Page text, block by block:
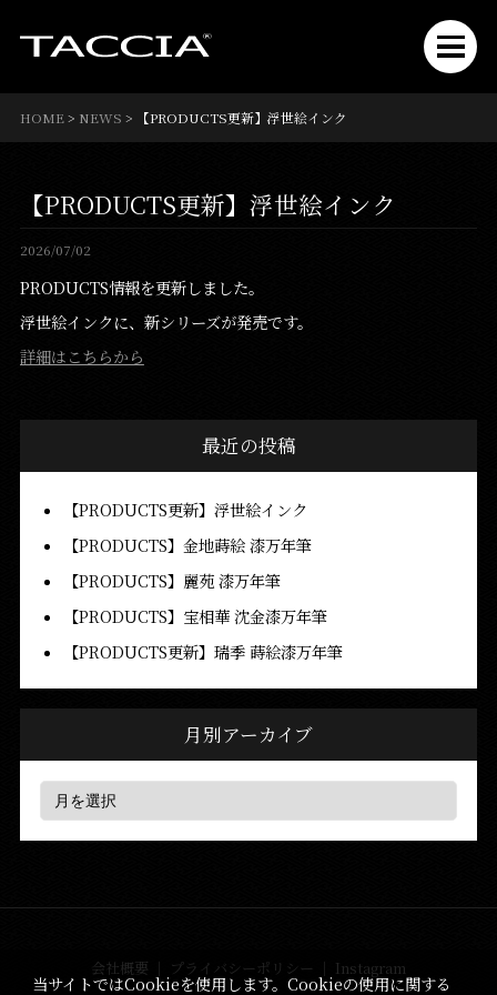
HOME> NEWS > 【PRODUCTS更新】浮世絵インク
【PRODUCTS更新】浮世絵インク
2026/07/02
PRODUCTS情報を更新しました。
浮世絵インクに、新シリーズが発売です。
詳細はこちらから
最近の投稿
【PRODUCTS更新】浮世絵インク
【PRODUCTS】金地蒔絵 漆万年筆
【PRODUCTS】麗苑 漆万年筆
【PRODUCTS】宝相華 沈金漆万年筆
【PRODUCTS更新】瑞季 蒔絵漆万年筆
月別アーカイブ
会社概要 ｜ プライバシーポリシー ｜ Instagram
当サイトではCookieを使用します。Cookieの使用に関する